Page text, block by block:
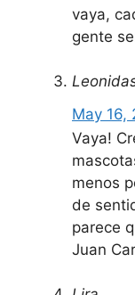
vaya,
gente
May 16,
Vaya!
menos
de
parece
Juan